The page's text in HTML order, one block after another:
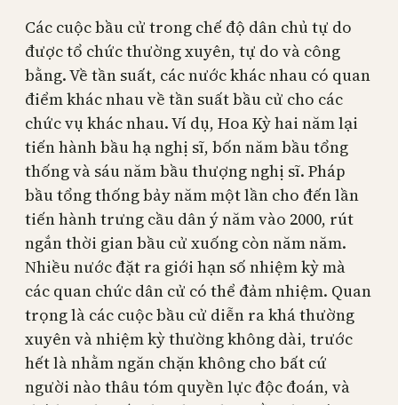
Các cuộc bầu cử trong chế độ dân chủ tự do
được tổ chức thường xuyên, tự do và công
bằng. Về tần suất, các nước khác nhau có quan
điểm khác nhau về tần suất bầu cử cho các
chức vụ khác nhau. Ví dụ, Hoa Kỳ hai năm lại
tiến hành bầu hạ nghị sĩ, bốn năm bầu tổng
thống và sáu năm bầu thượng nghị sĩ. Pháp
bầu tổng thống bảy năm một lần cho đến lần
tiến hành trưng cầu dân ý năm vào 2000, rút
ngắn thời gian bầu cử xuống còn năm năm.
Nhiều nước đặt ra giới hạn số nhiệm kỳ mà
các quan chức dân cử có thể đảm nhiệm. Quan
trọng là các cuộc bầu cử diễn ra khá thường
xuyên và nhiệm kỳ thường không dài, trước
hết là nhằm ngăn chặn không cho bất cứ
người nào thâu tóm quyền lực độc đoán, và